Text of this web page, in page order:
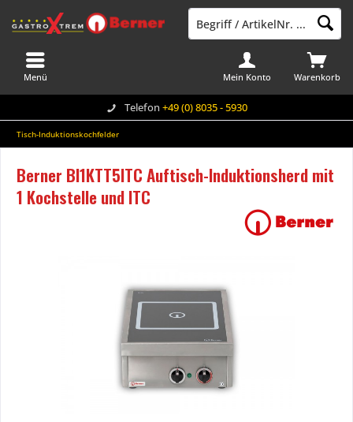
Telefon +49 (0) 8035 - 5930
Warenkorb
Mein Konto
Menü
Tisch-Induktionskochfelder
Berner BI1KTT5ITC Auftisch-Induktionsherd mit
1 Kochstelle und ITC